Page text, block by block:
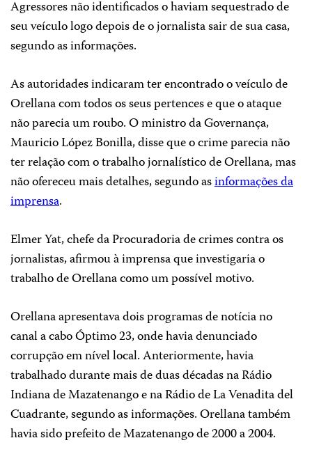
Agressores não identificados o haviam sequestrado de
seu veículo logo depois de o jornalista sair de sua casa,
segundo as informações.
As autoridades indicaram ter encontrado o veículo de
Orellana com todos os seus pertences e que o ataque
não parecia um roubo. O ministro da Governança,
Mauricio López Bonilla, disse que o crime parecia não
ter relação com o trabalho jornalístico de Orellana, mas
não ofereceu mais detalhes, segundo asinformações da
imprensa.
Elmer Yat, chefe da Procuradoria de crimes contra os
jornalistas, afirmou à imprensa que investigaria o
trabalho de Orellana como um possível motivo.
Orellana apresentava dois programas de notícia no
canal a cabo Óptimo 23, onde havia denunciado
corrupção em nível local. Anteriormente, havia
trabalhado durante mais de duas décadas na Rádio
Indiana de Mazatenango e na Rádio de La Venadita del
Cuadrante, segundo as informações. Orellana também
havia sido prefeito de Mazatenango de 2000 a 2004.